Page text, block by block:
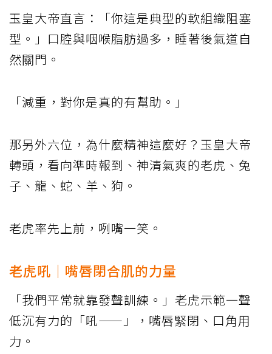
玉皇大帝直言：「你這是典型的軟組織阻塞
型。」口腔與咽喉脂肪過多，睡著後氣道自
然關門。
「減重，對你是真的有幫助。」
那另外六位，為什麼精神這麼好？玉皇大帝
轉頭，看向準時報到、神清氣爽的老虎、兔
子、龍、蛇、羊、狗。
老虎率先上前，咧嘴一笑。
老虎吼｜嘴唇閉合肌的力量
「我們平常就靠發聲訓練。」老虎示範一聲
低沉有力的「吼——」，嘴唇緊閉、口角用
力。